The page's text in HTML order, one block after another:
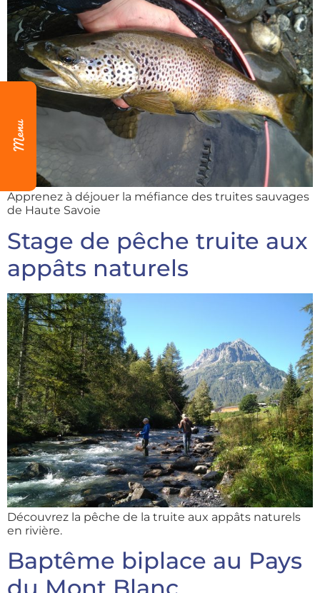
Apprenez à déjouer la méfiance des truites sauvages
de Haute Savoie
Stage de pêche truite aux
appâts naturels
Découvrez la pêche de la truite aux appâts naturels
en rivière.
Baptême biplace au Pays